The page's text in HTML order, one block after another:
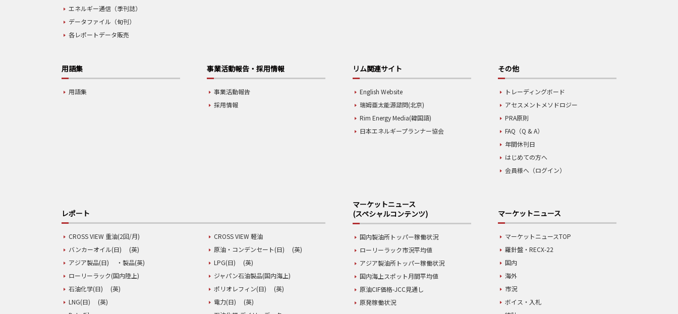
エネルギー通信（季刊誌）
データファイル（旬刊）
各レポートデータ販売
用語集
用語集
事業活動報告・採用情報
事業活動報告
採用情報
リム関連サイト
English Website
瑞姆亜太能源諮問(北京)
Rim Energy Media(韓国語)
日本エネルギープランナー協会
その他
トレーディングボード
アセスメントメソドロジー
PRA原則
FAQ（Q & A）
年間休刊日
はじめての方へ
会員様へ（ログイン）
レポート
CROSS VIEW 重油(2回/月)
CROSS VIEW 軽油
バンカーオイル(日)
(英) 原油・コンデンセート(日)
(英)
アジア製品(日)
・製品(英) LPG(日)
(英)
ローリーラック(国内陸上)
ジャパン石油製品(国内海上)
石油化学(日)
(英) ポリオレフィン(日)
(英)
LNG(日)
(英) 電力(日)
(英)
マーケットニュース
(スペシャルコンテンツ)
国内製油所トッパー稼働状況
ローリーラック市況平均値
アジア製油所トッパー稼働状況
国内海上スポット月間平均値
原油CIF価格-JCC見通し
原発稼働状況
マーケットニュース
マーケットニュースTOP
羅針盤・RECX-22
国内
海外
市況
ボイス・入札